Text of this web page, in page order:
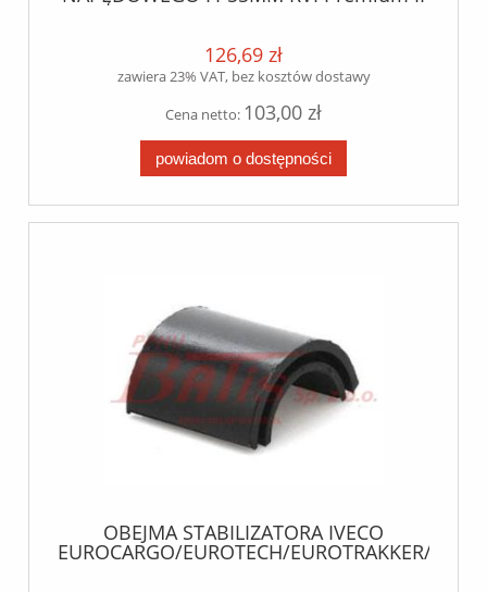
/ Kerax DXi 11/13 / Magnum DXi 12/13
126,69 zł
zawiera 23% VAT, bez kosztów dostawy
Cena netto: 103,00 zł
powiadom o dostępności
OBEJMA STABILIZATORA IVECO
EUROCARGO/EUROTECH/EUROTRAKKER/